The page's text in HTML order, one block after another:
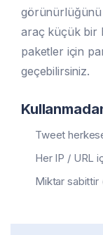
görünürlüğünü
araç küçük bir
paketler için
geçebilirsiniz.
Tweet
Her IP / URL
Miktar sabittir